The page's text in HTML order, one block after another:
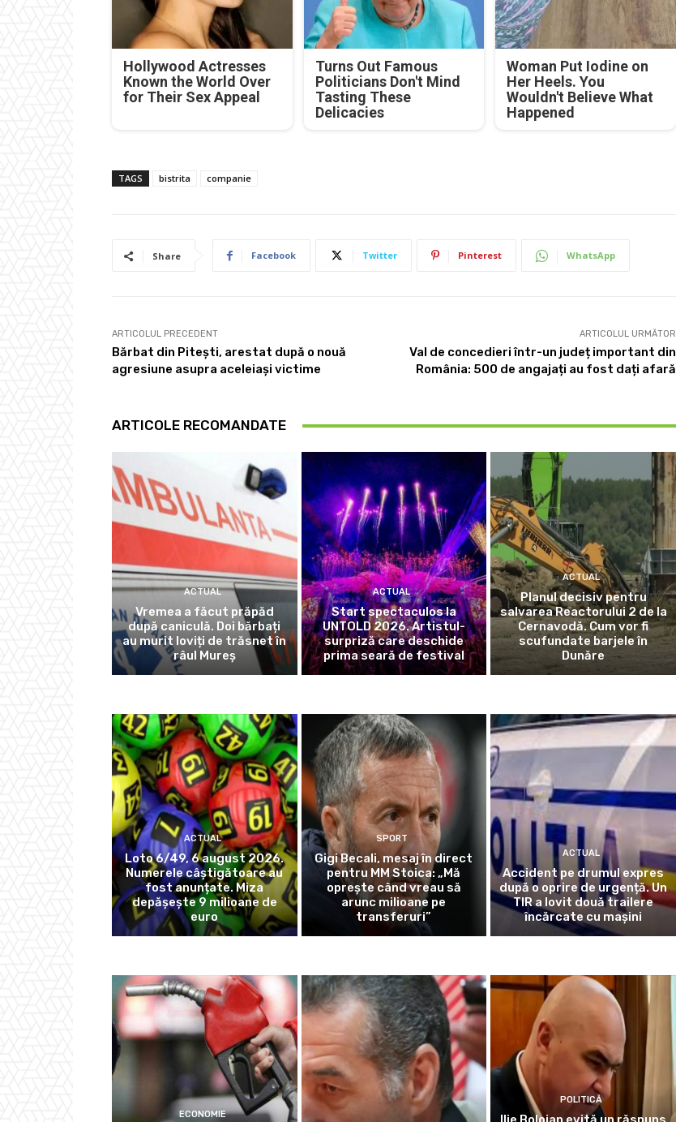
Hollywood Actresses
Known the World Over
for Their Sex Appeal
Turns Out Famous
Politicians Don't Mind
Tasting These
Delicacies
Woman Put Iodine on
Her Heels. You
Wouldn't Believe What
Happened
TAGS bistrita companie
Share Facebook Twitter Pinterest WhatsApp
ARTICOLUL PRECEDENT
Bărbat din Pitești, arestat după o nouă
agresiune asupra aceleiași victime
ARTICOLUL URMĂTOR
Val de concedieri într-un județ important din
România: 500 de angajați au fost dați afară
ARTICOLE RECOMANDATE
ACTUAL
Vremea a făcut prăpăd
după caniculă. Doi bărbați
au murit loviți de trăsnet în
râul Mureș
ACTUAL
Start spectaculos la
UNTOLD 2026. Artistul-
surpriză care deschide
prima seară de festival
ACTUAL
Planul decisiv pentru
salvarea Reactorului 2 de la
Cernavodă. Cum vor fi
scufundate barjele în
Dunăre
ACTUAL
Loto 6/49, 6 august 2026.
Numerele câștigătoare au
fost anunțate. Miza
depășește 9 milioane de
euro
SPORT
Gigi Becali, mesaj în direct
pentru MM Stoica: „Mă
oprește când vreau să
arunc milioane pe
transferuri”
ACTUAL
Accident pe drumul expres
după o oprire de urgență. Un
TIR a lovit două trailere
încărcate cu mașini
ECONOMIE
POLITICĂ